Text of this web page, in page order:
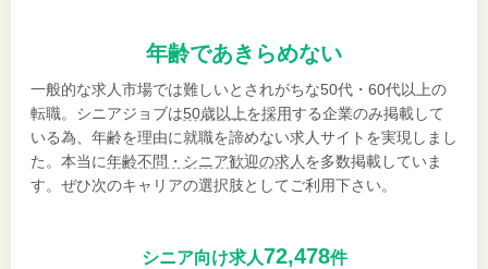
年齢であきらめない
一般的な求人市場では難しいとされがちな50代・60代以上の
転職。シニアジョブは50歳以上を採用する企業のみ掲載して
いる為、年齢を理由に就職を諦めない求人サイトを実現しまし
た。本当に年齢不問・シニア歓迎の求人 を多数掲載していま
す。ぜひ次のキャリアの選択肢としてご利用下さい。
シニア向け求人72,478件